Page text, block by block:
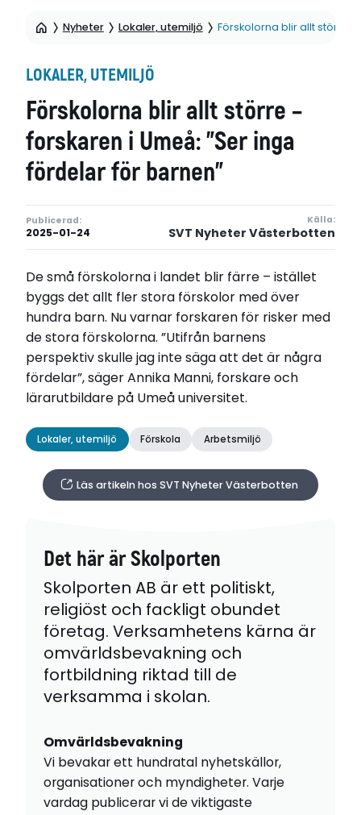
Nyheter Lokaler, utemiljö Förskolorna blir allt större
LOKALER, UTEMILJÖ
Förskolorna blir allt större –
forskaren i Umeå: ”Ser inga
fördelar för barnen”
Publicerad:
2025-01-24
Källa:
SVT Nyheter Västerbotten
De små förskolorna i landet blir färre – istället
byggs det allt fler stora förskolor med över
hundra barn. Nu varnar forskaren för risker med
de stora förskolorna. ”Utifrån barnens
perspektiv skulle jag inte säga att det är några
fördelar”, säger Annika Manni, forskare och
lärarutbildare på Umeå universitet.
Lokaler, utemiljö Förskola Arbetsmiljö
Läs artikeln hos SVT Nyheter Västerbotten
Det här är Skolporten
Skolporten AB är ett politiskt,
religiöst och fackligt obundet
företag. Verksamhetens kärna är
omvärldsbevakning och
fortbildning riktad till de
verksamma i skolan.
Omvärldsbevakning
Vi bevakar ett hundratal nyhetskällor,
organisationer och myndigheter. Varje
vardag publicerar vi de viktigaste